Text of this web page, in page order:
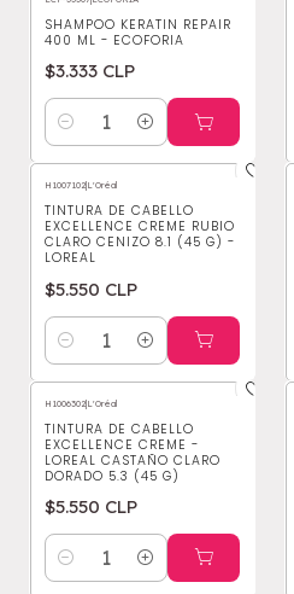
SHAMPOO KERATIN REPAIR
400 ML - ECOFORIA
$3.333 CLP
Cantidad
H1007102|L'Oréal
TINTURA DE CABELLO
EXCELLENCE CREME RUBIO
CLARO CENIZO 8.1 (45 G) -
LOREAL
$5.550 CLP
Cantidad
H1006302|L'Oréal
TINTURA DE CABELLO
EXCELLENCE CREME -
LOREAL CASTAÑO CLARO
DORADO 5.3 (45 G)
$5.550 CLP
Cantidad